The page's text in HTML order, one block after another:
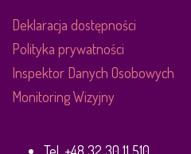
Deklaracja dostępności
Polityka prywatności
Inspektor Danych Osobowych
Monitoring Wizyjny